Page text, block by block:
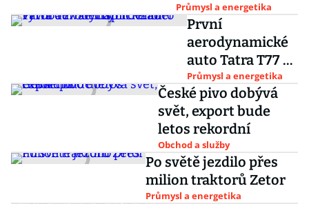
40 miliard korun
Průmysl a energetika
První
aerodynamické
auto Tatra T77 se
inspirovalo
výrobou
válečných
letadel
Průmysl a energetika
České pivo dobývá
svět, export bude
letos rekordní
Obchod a služby
Po světě jezdilo přes
milion traktorů Zetor
Průmysl a energetika